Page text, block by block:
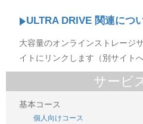
ULTRA DRIVE 関連につ
大容量のオンラインストレージ
イトにリンクします（別サイト
サービ
基本コース
個人向けコース